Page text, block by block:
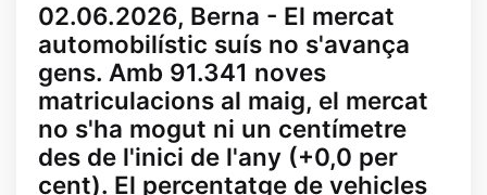
02.06.2026, Berna - El mercat
automobilístic suís no s'avança
gens. Amb 91.341 noves
matriculacions al maig, el mercat
no s'ha mogut ni un centímetre
des de l'inici de l'any (+0,0 per
cent). El percentatge de vehicles